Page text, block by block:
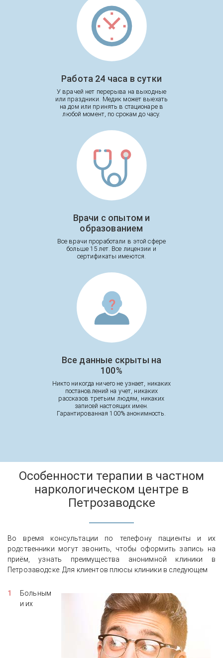
Работа 24 часа в сутки
У врачей нет перерыва на выходные
или праздники. Медик может выехать
на дом или принять в стационаре в
любой момент, по срокам до часу.
Врачи с опытом и
образованием
Все врачи проработали в этой сфере
больше 15 лет. Все лицензии и
сертификаты имеются.
Все данные скрыты на
100%
Никто никогда ничего не узнает, никаких
постановлений на учет, никаких
рассказов третьим людям, никаких
записей настоящих имен.
Гарантированная 100% анонимность.
Особенности терапии в частном
наркологическом центре в
Петрозаводске
Во время консультации по телефону пациенты и их
родственники могут звонить, чтобы оформить запись на
приём, узнать преимущества анонимной клиники в
Петрозаводске. Для клиентов плюсы клиники в следующем
Больным
и их